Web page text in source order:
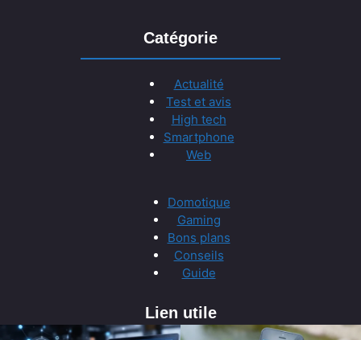
Catégorie
Actualité
Test et avis
High tech
Smartphone
Web
Domotique
Gaming
Bons plans
Conseils
Guide
Lien utile